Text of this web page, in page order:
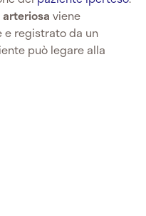
viene
registrato da un
può legare alla